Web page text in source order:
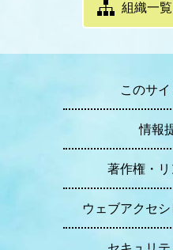
組織一
このサ
情報
著作権・
ウェブアクセ